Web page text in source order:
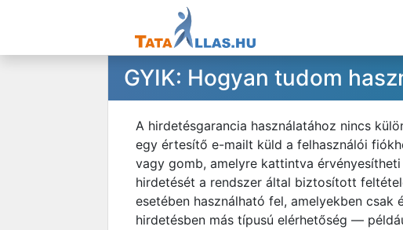
GYIK: Hogyan tudom
A hirdetésgarancia használatához nincs
egy értesítő e-mailt küld a felhasználói
vagy gomb, amelyre kattintva
hirdetését a rendszer által biztosított
esetében használható fel, amelyekben
hirdetésben más típusú elérhetőség —